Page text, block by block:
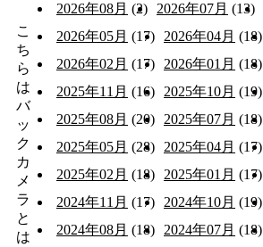
こ
ち
ら
は
バ
ッ
ク
カ
メ
ラ
と
は
2026年08月 (2) 2026年07月 (13)
2026年05月 (17) 2026年04月 (18)
2026年02月 (17) 2026年01月 (18)
2025年11月 (16) 2025年10月 (19)
2025年08月 (20) 2025年07月 (18)
2025年05月 (28) 2025年04月 (17)
2025年02月 (18) 2025年01月 (17)
2024年11月 (17) 2024年10月 (19)
2024年08月 (18) 2024年07月 (18)